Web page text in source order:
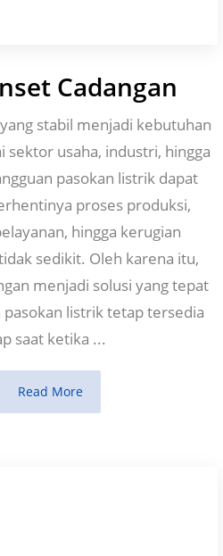
Cadangan
stabil menjadi kebutuhan
sektor usaha, industri, hingga
pasokan listrik dapat
proses produksi,
hingga kerugian
sedikit. Oleh karena itu,
menjadi solusi yang tepat
listrik tetap tersedia
saat ketika ...
Read More